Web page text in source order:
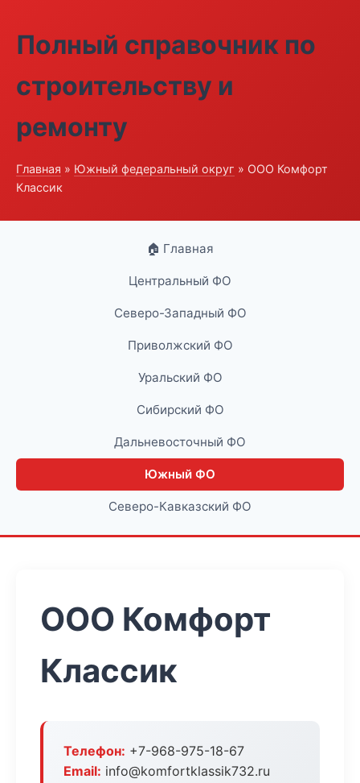
Полный справочник по
строительству и
ремонту
Главная » Южный федеральный округ » ООО Комфорт
Классик
🏠 Главная
Центральный ФО
Северо-Западный ФО
Приволжский ФО
Уральский ФО
Сибирский ФО
Дальневосточный ФО
Южный ФО
Северо-Кавказский ФО
ООО Комфорт
Классик
Телефон: +7-968-975-18-67
Email: info@komfortklassik732.ru